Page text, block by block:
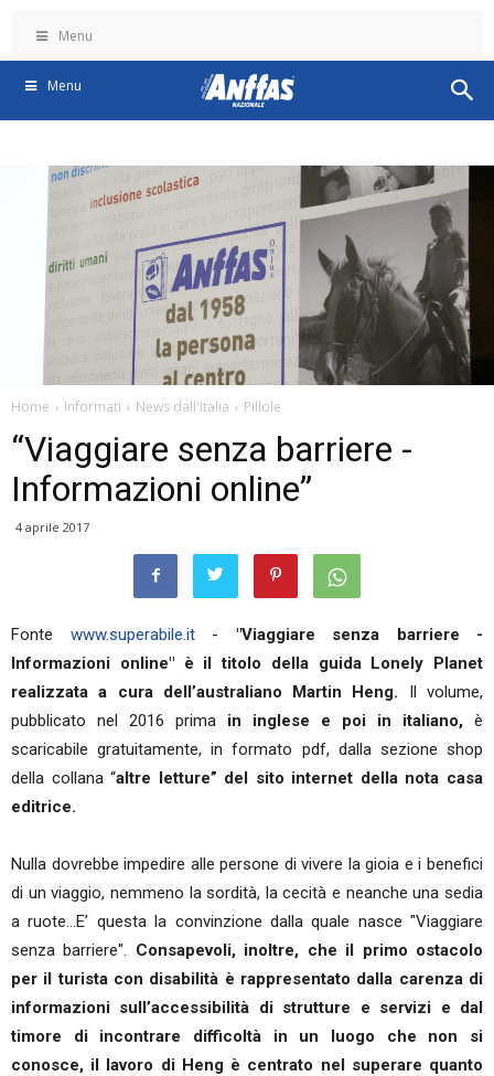
Menu
Menu
Home Informati News dall'Italia Pillole
“Viaggiare senza barriere -
Informazioni online”
4 aprile 2017
Fonte www.superabile.it- "Viaggiare senza barriere -
Informazioni online" è il titolo della guida Lonely Planet
realizzata a cura dell’australiano Martin Heng. Il volume,
pubblicato nel 2016 prima in inglese e poi in italiano, è
scaricabile gratuitamente, in formato pdf, dalla sezione shop
della collana “altre letture” del sito internet della nota casa
editrice.
Nulla dovrebbe impedire alle persone di vivere la gioia e i benefici
di un viaggio, nemmeno la sordità, la cecità e neanche una sedia
a ruote…E’ questa la convinzione dalla quale nasce "Viaggiare
senza barriere". Consapevoli, inoltre, che il primo ostacolo
per il turista con disabilità è rappresentato dalla carenza di
informazioni sull’accessibilità di strutture e servizi e dal
timore di incontrare difficoltà in un luogo che non si
conosce, il lavoro di Heng è centrato nel superare quanto